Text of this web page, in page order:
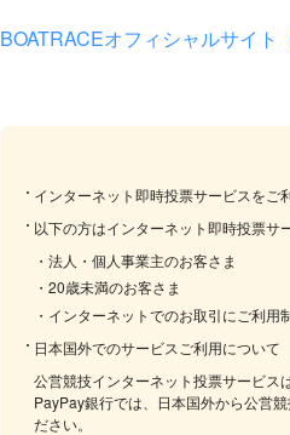
BOATRACEオフィシャルサイト
インターネット即時投票サービスをご
以下の方はインターネット即時投票サ
・ 法人・個人事業主のお客さま
・ 20歳未満のお客さま
・ インターネットでのお取引にご利用
日本国外でのサービスご利用について
公営競技インターネット投票サービス
PayPay銀行では、日本国外から公営
ださい。